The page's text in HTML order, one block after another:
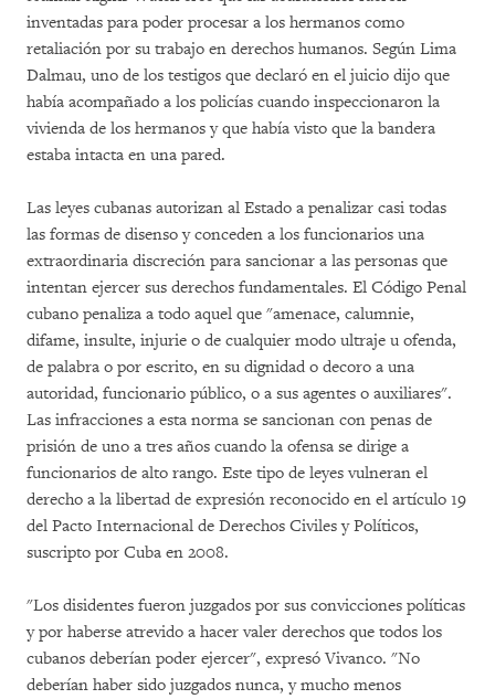
inventadas para poder procesar a los hermanos como
retaliación por su trabajo en derechos humanos. Según Lima
Dalmau, uno de los testigos que declaró en el juicio dijo que
había acompañado a los policías cuando inspeccionaron la
vivienda de los hermanos y que había visto que la bandera
estaba intacta en una pared.
Las leyes cubanas autorizan al Estado a penalizar casi todas
las formas de disenso y conceden a los funcionarios una
extraordinaria discreción para sancionar a las personas que
intentan ejercer sus derechos fundamentales. El Código Penal
cubano penaliza a todo aquel que "amenace, calumnie,
difame, insulte, injurie o de cualquier modo ultraje u ofenda,
de palabra o por escrito, en su dignidad o decoro a una
autoridad, funcionario público, o a sus agentes o auxiliares".
Las infracciones a esta norma se sancionan con penas de
prisión de uno a tres años cuando la ofensa se dirige a
funcionarios de alto rango. Este tipo de leyes vulneran el
derecho a la libertad de expresión reconocido en el artículo 19
del Pacto Internacional de Derechos Civiles y Políticos,
suscripto por Cuba en 2008.
"Los disidentes fueron juzgados por sus convicciones políticas
y por haberse atrevido a hacer valer derechos que todos los
cubanos deberían poder ejercer", expresó Vivanco. "No
deberían haber sido juzgados nunca, y mucho menos